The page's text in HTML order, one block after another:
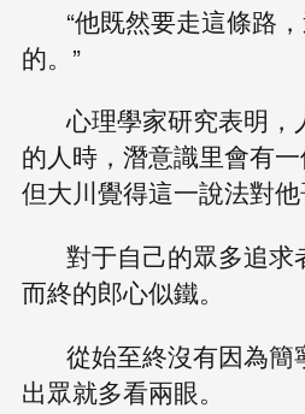
“他既然要走這條路
的。”
心理學家研究表明，
的人時，潛意識里會有
但大川覺得這一說法對他
對于自己的眾多追求
而終的郎心似鐵。
從始至終沒有因為簡
出眾就多看兩眼。